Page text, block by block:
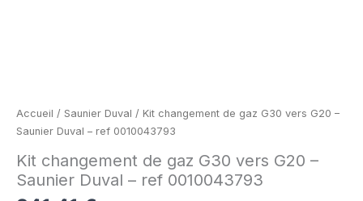
Accueil / Saunier Duval / Kit changement de gaz G30 vers G20 –
Saunier Duval – ref 0010043793
Kit changement de gaz G30 vers G20 –
Saunier Duval – ref 0010043793